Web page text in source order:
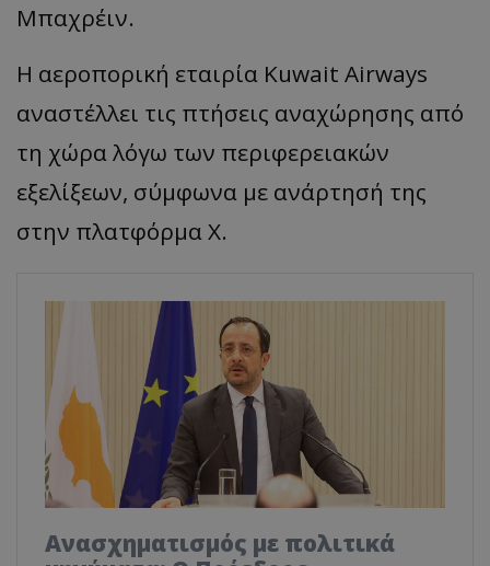
Μπαχρέιν.
Η αεροπορική εταιρία Kuwait Airways
αναστέλλει τις πτήσεις αναχώρησης από
τη χώρα λόγω των περιφερειακών
εξελίξεων, σύμφωνα με ανάρτησή της
στην πλατφόρμα Χ.
Ανασχηματισμός με πολιτικά